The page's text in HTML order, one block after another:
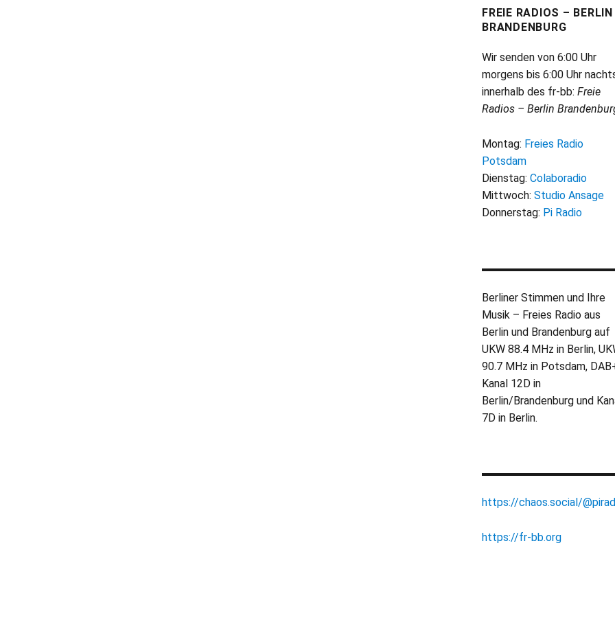
FREIE RADIOS – BERLIN
BRANDENBURG
Wir senden von 6:00 Uhr
morgens bis 6:00 Uhr
innerhalb des fr-bb: Freie
Radios – Berlin
Montag: Freies Radio
Potsdam
Dienstag: Colaboradio
Mittwoch: Studio Ansage
Donnerstag: Pi Radio
Berliner Stimmen und Ihre
Musik – Freies Radio aus
Berlin und Brandenburg auf
UKW 88.4 MHz in Berlin,
90.7 MHz in Potsdam,
Kanal 12D in
Berlin/Brandenburg und
7D in Berlin.
https://chaos.social/
https://fr-bb.org